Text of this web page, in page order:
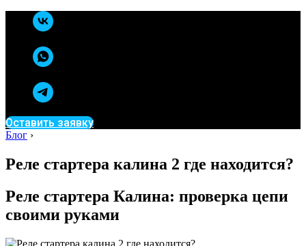
Оставить заявку
Блог ›
Реле стартера калина 2 где находится?
Реле стартера Калина: проверка цепи
своими руками